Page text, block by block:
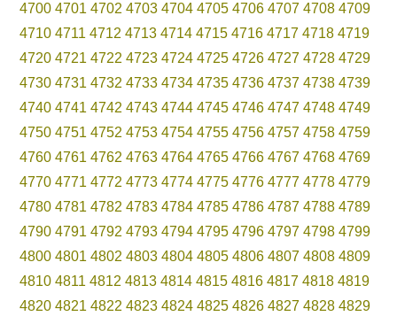
4700 4701 4702 4703 4704 4705 4706 4707 4708 4709
4710 4711 4712 4713 4714 4715 4716 4717 4718 4719
4720 4721 4722 4723 4724 4725 4726 4727 4728 4729
4730 4731 4732 4733 4734 4735 4736 4737 4738 4739
4740 4741 4742 4743 4744 4745 4746 4747 4748 4749
4750 4751 4752 4753 4754 4755 4756 4757 4758 4759
4760 4761 4762 4763 4764 4765 4766 4767 4768 4769
4770 4771 4772 4773 4774 4775 4776 4777 4778 4779
4780 4781 4782 4783 4784 4785 4786 4787 4788 4789
4790 4791 4792 4793 4794 4795 4796 4797 4798 4799
4800 4801 4802 4803 4804 4805 4806 4807 4808 4809
4810 4811 4812 4813 4814 4815 4816 4817 4818 4819
4820 4821 4822 4823 4824 4825 4826 4827 4828 4829